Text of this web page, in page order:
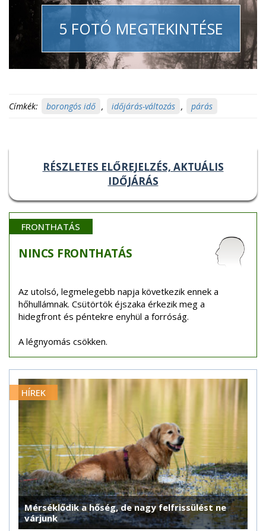
5 FOTÓ MEGTEKINTÉSE
Címkék: borongós idő , időjárás-változás , párás
RÉSZLETES ELŐREJELZÉS, AKTUÁLIS
IDŐJÁRÁS
FRONTHATÁS
NINCS FRONTHATÁS
Az utolsó, legmelegebb napja következik ennek a
hőhullámnak. Csütörtök éjszaka érkezik meg a
hidegfront és péntekre enyhül a forróság.
A légnyomás csökken.
HÍREK
Mérséklődik a hőség, de nagy felfrissülést ne
várjunk